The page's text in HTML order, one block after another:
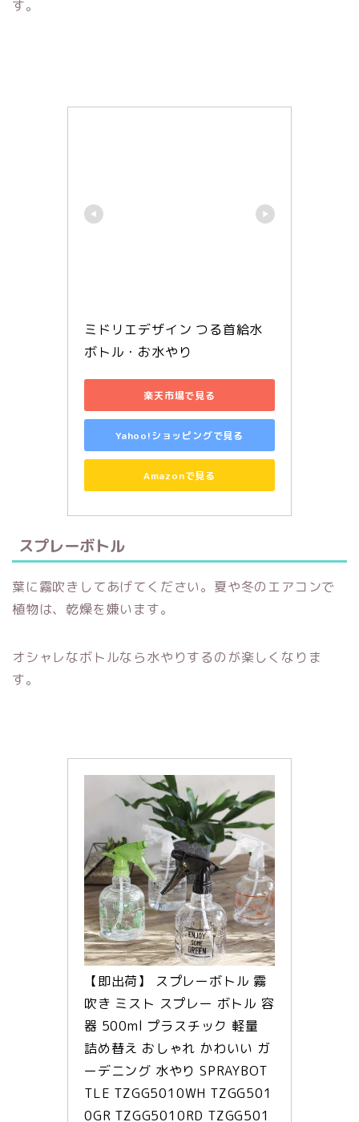
す。
ミドリエデザイン つる首給水
ボトル・お水やり
楽天市場で見る
Yahoo!ショッピングで見る
Amazonで見る
スプレーボトル
葉に霧吹きしてあげてください。夏や冬のエアコンで
植物は、乾燥を嫌います。
オシャレなボトルなら水やりするのが楽しくなりま
す。
【即出荷】 スプレーボトル 霧
吹き ミスト スプレー ボトル 容
器 500ml プラスチック 軽量
詰め替え おしゃれ かわいい ガ
ーデニング 水やり SPRAYBOT
TLE TZGG5010WH TZGG501
0GR TZGG5010RD TZGG501